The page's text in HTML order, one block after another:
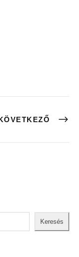
Keresés